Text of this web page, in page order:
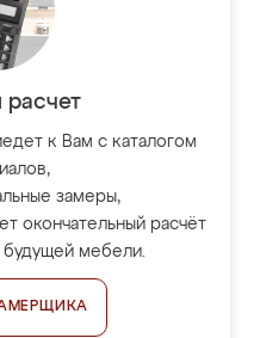
расчет
к Вам с каталогом
замеры,
окончательный расчёт
мебели.